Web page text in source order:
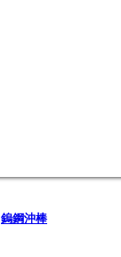
鎢鋼沖棒